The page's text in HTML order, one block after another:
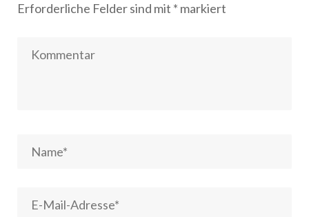
Erforderliche Felder sind mit * markiert